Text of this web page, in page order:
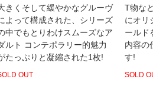
きくそして緩やかなグルーヴ
よって構成された、シリーズ
中でもとりわけスムーズなア
ルト コンテポラリー的魅力
たっぷりと凝縮された1枚!
OUT
T物な
にオリ
ールド
内容の
す!
SOLD